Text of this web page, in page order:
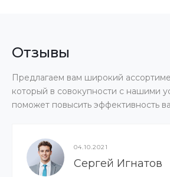
Отзывы
Предлагаем вам широкий
который в совокупности с нашими
поможет повысить эффективность
04.10.2021
Сергей Игнатов